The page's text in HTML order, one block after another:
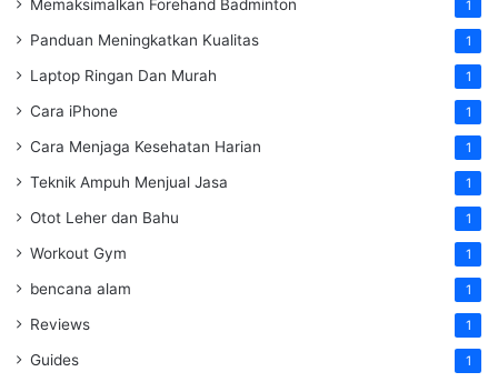
Memaksimalkan Forehand Badminton 1
Panduan Meningkatkan Kualitas 1
Laptop Ringan Dan Murah 1
Cara iPhone 1
Cara Menjaga Kesehatan Harian 1
Teknik Ampuh Menjual Jasa 1
Otot Leher dan Bahu 1
Workout Gym 1
bencana alam 1
Reviews 1
Guides 1